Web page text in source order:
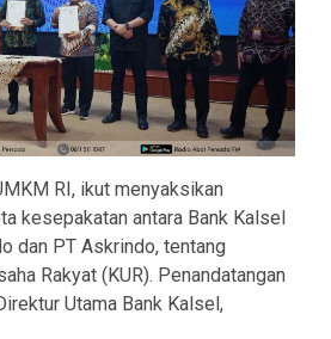
RI, ikut menyaksikan
kesepakatan antara Bank Kalsel
dan PT Askrindo, tentang
Rakyat (KUR). Penandatangan
Utama Bank Kalsel,